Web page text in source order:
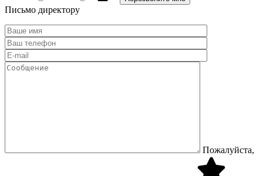
Письмо директору
Пожалуйста,